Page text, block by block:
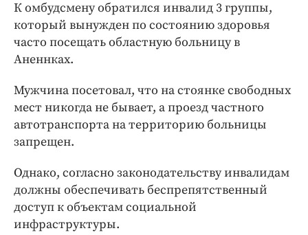
Экономика и бизнес
ПРОЕКТЫ
Блоги
Медиаперсона
Интересное чтиво
Клиника года
Работодатель года
К омбудсмену обратился инвалид 3 группы,
который вынужден по состоянию здоровья
часто посещать областную больницу в
Аненнках.
Мужчина посетовал, что на стоянке свободных
мест никогда не бывает, а проезд частного
автотранспорта на территорию больницы
запрещен.
Однако, согласно законодательству инвалидам
должны обеспечивать беспрепятственный
доступ к объектам социальной
инфраструктуры.